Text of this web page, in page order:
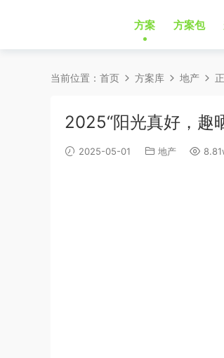
方案 方案包
当前位置： 首页 方案库 地产
2025“阳光真好，趣
2025-05-01 地产